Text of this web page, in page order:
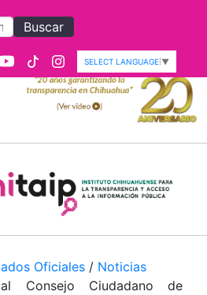
Buscar
SELECT LANGUAGE ▼
Oficiales / Noticias
Consejo Ciudadano de